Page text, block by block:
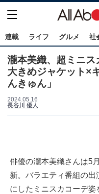
連載 ライフ グルメ 社
瀧本美織、超ミニス
大きめジャケット×
んきゅん」
2024.05.16
長谷川 優人
俳優の瀧本美織さんは5
新。バラエティ番組の
にしたミニスカコーデ